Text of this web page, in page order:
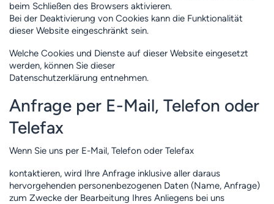
beim Schließen des Browsers aktivieren.
Bei der Deaktivierung von Cookies kann die Funktionalität
dieser Website eingeschränkt sein.
Welche Cookies und Dienste auf dieser Website eingesetzt
werden, können Sie dieser
Datenschutzerklärung entnehmen.
Anfrage per E-Mail, Telefon oder
Telefax
Wenn Sie uns per E-Mail, Telefon oder Telefax
kontaktieren, wird Ihre Anfrage inklusive aller daraus
hervorgehenden personenbezogenen Daten (Name, Anfrage)
zum Zwecke der Bearbeitung Ihres Anliegens bei uns